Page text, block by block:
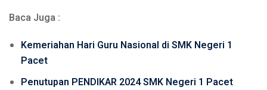
Baca Juga :
Kemeriahan Hari Guru Nasional di SMK Negeri 1
Pacet
Penutupan PENDIKAR 2024 SMK Negeri 1 Pacet